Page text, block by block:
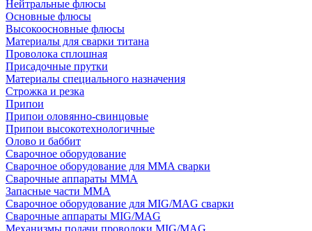
Нейтральные флюсы
Основные флюсы
Высокоосновные флюсы
Материалы для сварки титана
Проволока сплошная
Присадочные прутки
Материалы специального назначения
Строжка и резка
Припои
Припои оловянно-свинцовые
Припои высокотехнологичные
Олово и баббит
Сварочное оборудование
Сварочное оборудование для MMA сварки
Сварочные аппараты MMA
Запасные части MMA
Сварочное оборудование для MIG/MAG сварки
Сварочные аппараты MIG/MAG
Механизмы подачи проволоки MIG/MAG